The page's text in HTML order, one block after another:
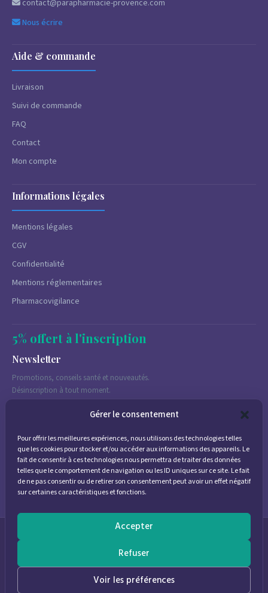
Gérer le consentement
Pour offrir les meilleures expériences, nous utilisons des technologies telles
que les cookies pour stocker et/ou accéder aux informations des appareils. Le
fait de consentir à ces technologies nous permettra de traiter des données
telles que le comportement de navigation ou les ID uniques sur ce site. Le fait
de ne pas consentir ou de retirer son consentement peut avoir un effet négatif
sur certaines caractéristiques et fonctions.
Accepter
Refuser
Voir les préférences
contact@parapharmacie-provence.com
Nous écrire
Aide & commande
Livraison
Suivi de commande
FAQ
Contact
Mon compte
Informations légales
Mentions légales
CGV
Confidentialité
Mentions réglementaires
Pharmacovigilance
5% offert à l'inscription
Newsletter
Promotions, conseils santé et nouveautés.
Désinscription à tout moment.
J'accepte de recevoir des emails marketing conformément à la
politique de confidentialité
Parapharmacie Provence — Pharmacie des Bastides